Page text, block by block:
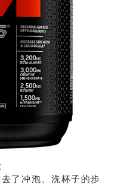
了冲泡、洗杯子的步